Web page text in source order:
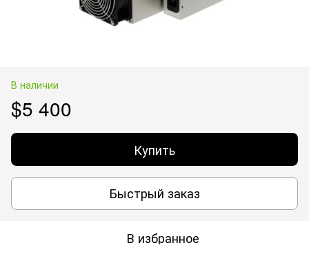
В наличии
$5 400
Купить
Быстрый заказ
В избранное